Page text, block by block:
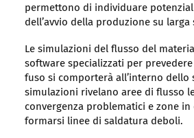
permettono di individuare
dell’avvio della produzione su larga
Le simulazioni del flusso del
software specializzati per
fuso si comporterà all’interno dello
simulazioni rivelano aree di flusso
convergenza problematici e zone
formarsi linee di saldatura deboli.